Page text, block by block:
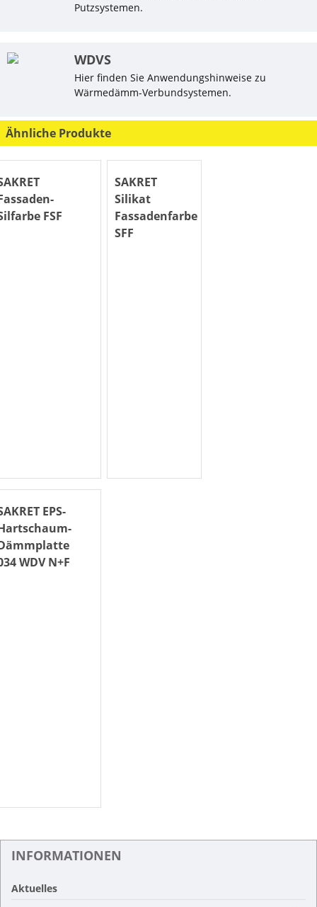
Putzsystemen.
WDVS
Hier finden Sie Anwendungshinweise zu
Wärmedämm-Verbundsystemen.
Ähnliche Produkte
FSF
SAKRET
Silikat
Fassadenfarbe
SFF
EPS-
WDV N+F
INFORMATIONEN
Aktuelles